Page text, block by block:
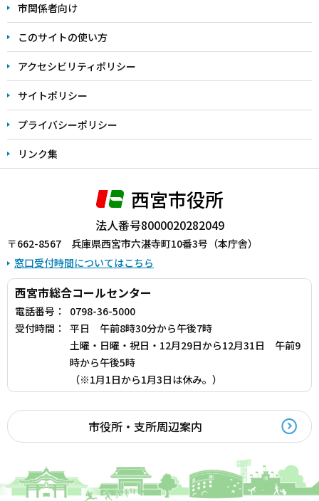
こ
ま
で
市関係者向け
このサイトの使い方
アクセシビリティポリシー
サイトポリシー
プライバシーポリシー
リンク集
西宮市役所
法人番号8000020282049
〒662-8567 兵庫県西宮市六湛寺町10番3号（本庁舎）
窓口受付時間についてはこちら
西宮市総合コールセンター
電話番号：
0798-36-5000
受付時間：
平日 午前8時30分から午後7時
土曜・日曜・祝日・12月29日から12月31日 午前9
時から午後5時
（※1月1日から1月3日は休み。）
市役所・支所周辺案内